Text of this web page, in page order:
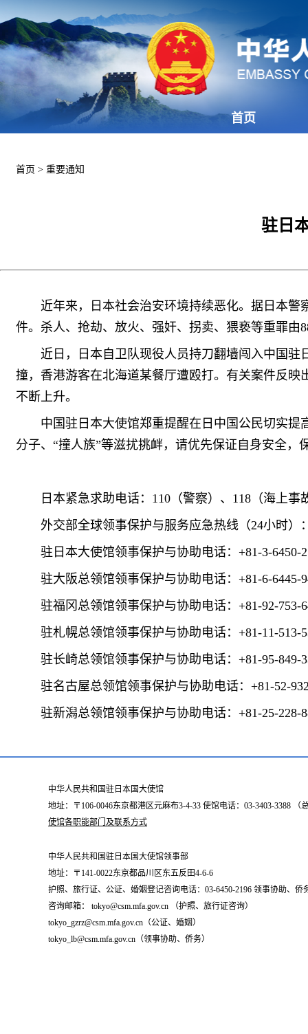
首页
首页 > 重要通知
驻日
近年来，日本社会治安环境持续恶化。据日本警
件。杀人、抢劫、放火、强奸、拐卖、猥亵等重罪由
近日，日本自卫队现役人员持刀翻墙闯入中国
撞，香港游客在北海道某餐厅遭殴打。有关案件反
不断上升。
中国驻日本大使馆郑重提醒在日中国公民切实
分子、“撞人族”等滋扰挑衅，请优先保证自身安全
日本紧急求助电话：110（警察）、118（海上
外交部全球领事保护与服务应急热线（24小时）
驻日本大使馆领事保护与协助电话：+81-3-6450-
驻大阪总领馆领事保护与协助电话：+81-6-6445-
驻福冈总领馆领事保护与协助电话：+81-92-753-
驻札幌总领馆领事保护与协助电话：+81-11-513-
驻长崎总领馆领事保护与协助电话：+81-95-849-
驻名古屋总领馆领事保护与协助电话：+81-52-
驻新潟总领馆领事保护与协助电话：+81-25-228-
中华人民共和国驻日本国大使馆
地址：〒106-0046东京都港区元麻布3-4-33 使馆电话：03-3403-3388 （
使馆各职能部门及联系方式
中华人民共和国驻日本国大使馆领事部
地址：〒141-0022东京都品川区东五反田4-6-6
护照、旅行证、公证、婚姻登记咨询电话：03-6450-2196 领事协助、侨
咨询邮箱： tokyo@csm.mfa.gov.cn （护照、旅行证咨询）
tokyo_gzrz@csm.mfa.gov.cn（公证、婚姻）
tokyo_lb@csm.mfa.gov.cn（领事协助、侨务）